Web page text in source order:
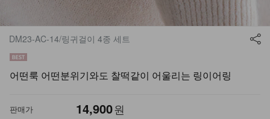
DM23-AC-14/링귀걸이 4종 세트
어떤룩 어떤분위기와도 찰떡같이 어울리는 링이어링
판매가 14,900원